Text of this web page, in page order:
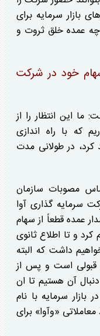
بازار سرمایه برای
چه عمده خلق ثروت و
خود در شرکت
ما این انتظار را از
که با راه اندازی
در طولانی مدت
مصوبات سازمان
شرکت سرمایه گذاری آوا
عمده قطعاً از سهام
و تا اطلاع ثانوی
از ۲۵ درصد نخواهیم داشت که البته
قبولی است و پس از
آن هستیم تا ان
بازار سرمایه با نام
«وآوا» برای